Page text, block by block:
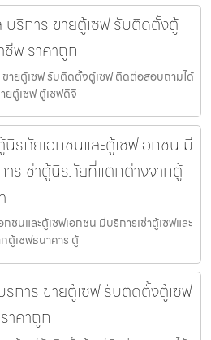
บริการ ขายตู้เซฟ รับติดตั้งตู้
พ ราคาถูก
ายตู้เซฟ รับติดตั้งตู้เซฟ ติดต่อสอบถามได้
ยตู้เซฟ ตู้เซฟดิจิ
รภัยเอกชนและตู้เซฟเอกชน มี
ารเช่าตู้นิรภัยที่แตกต่างจากตู้
ชนและตู้เซฟเอกชน มีบริการเช่าตู้เซฟและ
ตู้เซฟธนาคาร ตู้
ริการ ขายตู้เซฟ รับติดตั้งตู้เซฟ
าคาถูก